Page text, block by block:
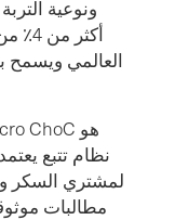
ونوعية
العالمي ويسمح
نظام تتبع
لمشتري السكر
مطالبات